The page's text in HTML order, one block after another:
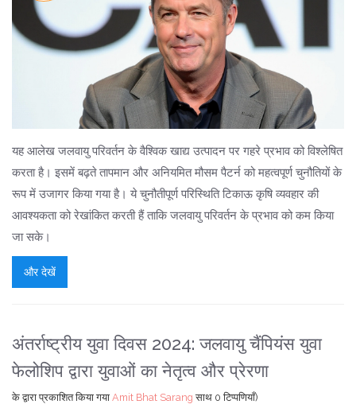
यह आलेख जलवायु परिवर्तन के वैश्विक खाद्य उत्पादन पर गहरे प्रभाव को विश्लेषित
करता है। इसमें बढ़ते तापमान और अनियमित मौसम पैटर्न को महत्वपूर्ण चुनौतियों के
रूप में उजागर किया गया है। ये चुनौतीपूर्ण परिस्थिति टिकाऊ कृषि व्यवहार की
आवश्यकता को रेखांकित करती हैं ताकि जलवायु परिवर्तन के प्रभाव को कम किया
जा सके।
और देखें
अंतर्राष्ट्रीय युवा दिवस 2024: जलवायु चैंपियंस युवा
फेलोशिप द्वारा युवाओं का नेतृत्व और प्रेरणा
के द्वारा प्रकाशित किया गया Amit Bhat Sarang साथ 0 टिप्पणियाँ)